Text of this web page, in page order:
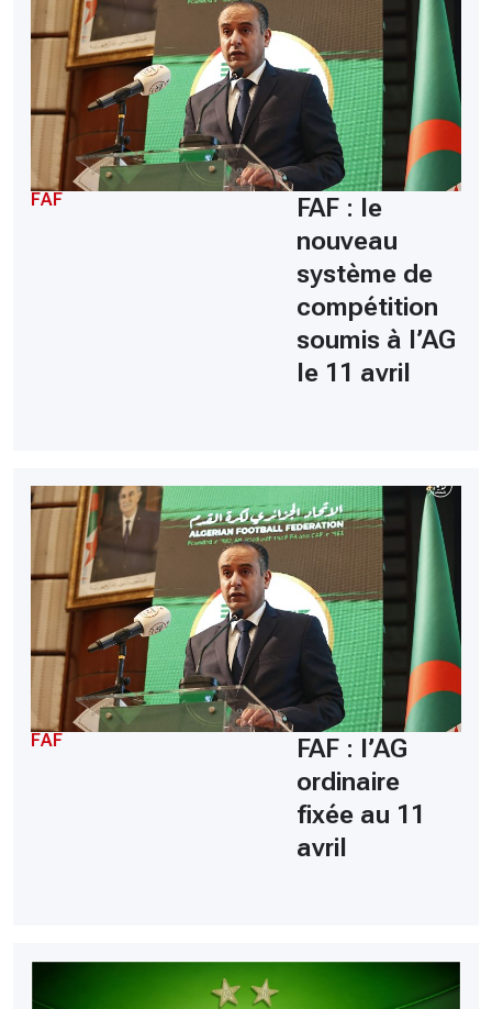
FAF
FAF : le
nouveau
système de
compétition
soumis à l’AG
le 11 avril
FAF
FAF : l’AG
ordinaire
fixée au 11
avril